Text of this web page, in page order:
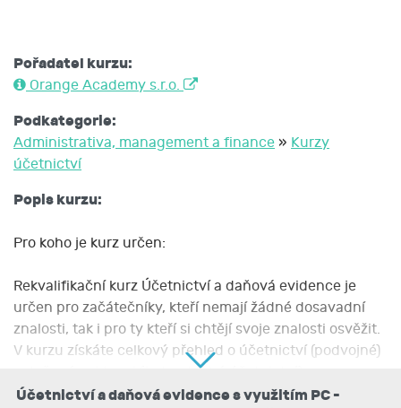
Pořadatel kurzu:
Orange Academy s.r.o.
Podkategorie:
Administrativa, management a finance » Kurzy
účetnictví
Popis kurzu:
Pro koho je kurz určen:
Rekvalifikační kurz Účetnictví a daňová evidence je
určen pro začátečníky, kteří nemají žádné dosavadní
znalosti, tak i pro ty kteří si chtějí svoje znalosti osvěžit.
V kurzu získáte celkový přehled o účetnictví (podvojné)
a daňové evidenci (jednoduché účetnictví).
Účetnictví a daňová evidence s využitím PC -